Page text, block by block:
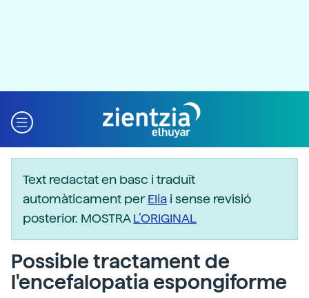
Text redactat en basc i traduït
automàticament perElia i sense revisió
posterior. MOSTRAL’ORIGINAL
Possible tractament de
l'encefalopatia espongiforme